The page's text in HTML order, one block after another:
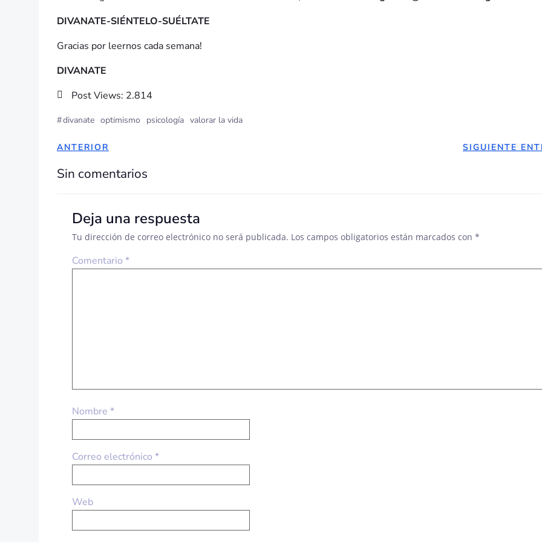
DIVANATE-SIÉNTELO-SUÉLTATE
Gracias por leernos cada semana!
DIVANATE
Post Views: 2.814
#divanate optimismo psicología valorar la vida
NAVEGACIÓN
DE
ENTRADAS
ANTERIOR
NAVEGACIÓN
SIGUIENTE
Sin comentarios
Deja una respuesta
Tu dirección de correo electrónico no será publicada. Los campos obligatorios están marcados con *
Comentario *
Nombre *
Correo electrónico *
Web